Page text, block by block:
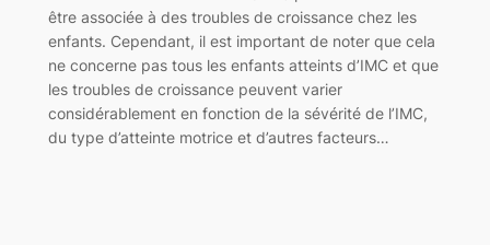
être associée à des troubles de croissance chez les
enfants. Cependant, il est important de noter que cela
ne concerne pas tous les enfants atteints d’IMC et que
les troubles de croissance peuvent varier
considérablement en fonction de la sévérité de l’IMC,
du type d’atteinte motrice et d’autres facteurs…